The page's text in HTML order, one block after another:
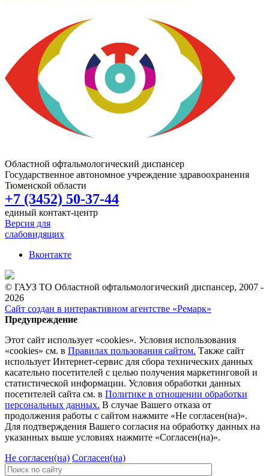
Областной офтальмологический диспансер
Государственное автономное учреждение здравоохранения
Тюменской области
+7 (3452) 50-37-44
единый контакт-центр
Версия для
слабовидящих
Вконтакте
© ГАУЗ ТО Областной офтальмологический диспансер, 2007 -
2026
Сайт создан в интерактивном агентстве «Ремарк»
Предупреждение
Этот сайт использует «cookies». Условия использования
«cookies» см. в Правилах пользования сайтом. Также сайт
использует Интернет-сервис для сбора технических данных
касательно посетителей с целью получения маркетинговой и
статистической информации. Условия обработки данных
посетителей сайта см. в Политике в отношении обработки
персональных данных. В случае Вашего отказа от
продолжения работы с сайтом нажмите «Не согласен(на)».
Для подтверждения Вашего согласия на обработку данных на
указанных выше условиях нажмите «Согласен(на)».
Не согласен(на) Согласен(на)